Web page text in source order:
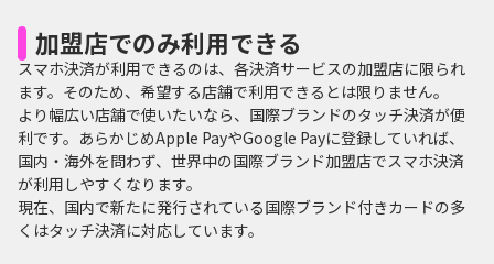
加盟店でのみ利用できる
スマホ決済が利用できるのは、各決済サービスの加盟店に限られ
ます。そのため、希望する店舗で利用できるとは限りません。
より幅広い店舗で使いたいなら、国際ブランドのタッチ決済が便
利です。あらかじめApple PayやGoogle Payに登録していれば、
国内・海外を問わず、世界中の国際ブランド加盟店でスマホ決済
が利用しやすくなります。
現在、国内で新たに発行されている国際ブランド付きカードの多
くはタッチ決済に対応しています。